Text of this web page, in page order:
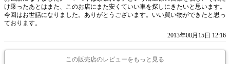
け乗ったあとはまた、このお店にまた安くていい車を探しにきたいと思います。
今回はお世話になりました。ありがとうございます。いい買い物ができたと思っ
ております。
2013年08月15日 12:16
この販売店のレビューをもっと見る